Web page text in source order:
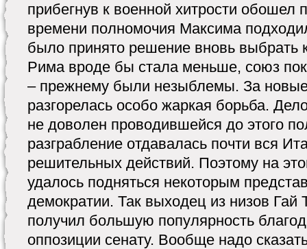
прибегнув к военной хитрости обошел
времени полномочия Максима
было принято решение вновь выбрать
Рима вроде бы стала меньше, союз
– прежнему были незыблемы. За новые
разгорелась особо жаркая борьба.
не доволен проводившейся до этого
разграбление отдавалась почти вся
решительных действий. Поэтому на
удалось подняться некоторым
демократии. Так выходец из низов Гай
получил большую популярность
оппозиции сенату. Вообще надо